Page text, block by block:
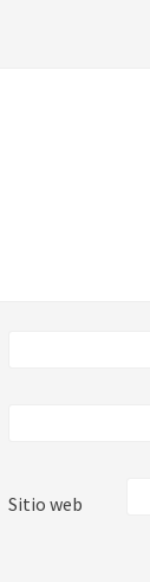
Sitio web